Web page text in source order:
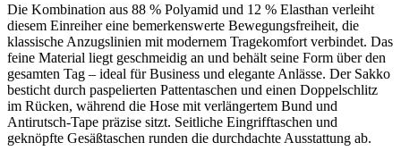
Die Kombination aus 88 % Polyamid und 12 % Elasthan verleiht
diesem Einreiher eine bemerkenswerte Bewegungsfreiheit, die
klassische Anzugslinien mit modernem Tragekomfort verbindet. Das
feine Material liegt geschmeidig an und behält seine Form über den
gesamten Tag – ideal für Business und elegante Anlässe. Der Sakko
besticht durch paspelierten Pattentaschen und einen Doppelschlitz
im Rücken, während die Hose mit verlängertem Bund und
Antirutsch-Tape präzise sitzt. Seitliche Eingrifftaschen und
geknöpfte Gesäßtaschen runden die durchdachte Ausstattung ab.